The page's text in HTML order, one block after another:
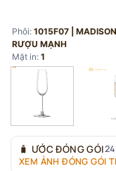
Phôi: 1015F07 |
RƯỢU MẠNH
Mặt in: 1
🧳 ƯỚC ĐÓNG GÓI
XEM ẢNH ĐÓNG GÓI